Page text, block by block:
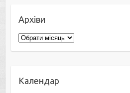
Архіви
Архіви
Календар